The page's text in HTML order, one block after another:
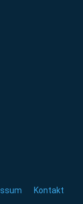
Kontakt